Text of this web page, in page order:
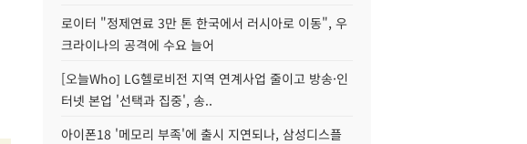
로이터 "정제연료 3만 톤 한국에서 러시아로 이동", 우
크라이나의 공격에 수요 늘어
[오늘Who] LG헬로비전 지역 연계사업 줄이고 방송·인
터넷 본업 '선택과 집중', 송..
아이폰18 '메모리 부족'에 출시 지연되나, 삼성디스플